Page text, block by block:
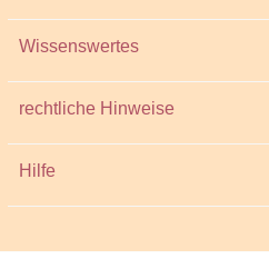
Wissenswertes
rechtliche Hinweise
Hilfe